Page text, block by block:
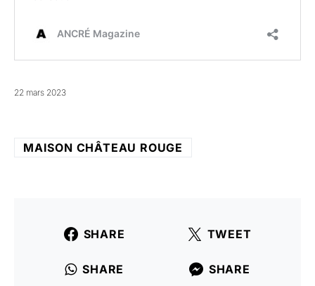
22 mars 2023
MAISON CHÂTEAU ROUGE
SHARE TWEET
SHARE SHARE